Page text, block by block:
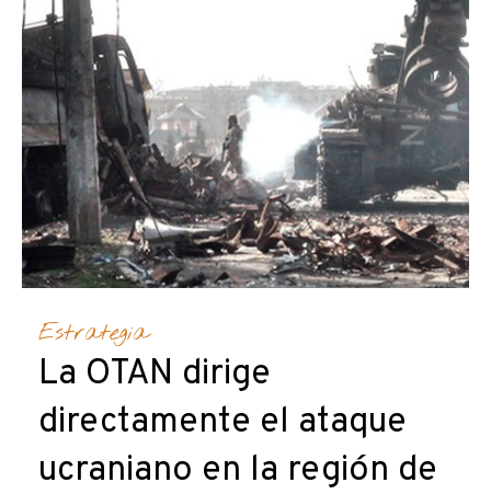
Estrategia
La OTAN dirige
directamente el ataque
ucraniano en la región de